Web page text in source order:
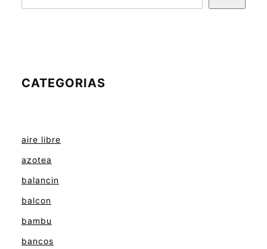
CATEGORIAS
aire libre
azotea
balancin
balcon
bambu
bancos